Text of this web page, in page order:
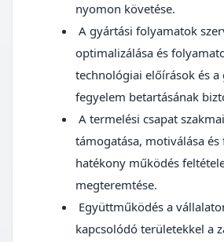
nyomon követése.
A gyártási folyamatok
optimalizálása és
technológiai előírások és a
fegyelem betartásának
A termelési csapat
támogatása, motiválása és
hatékony működés
megteremtése.
Együttműködés a
kapcsolódó területekkel a